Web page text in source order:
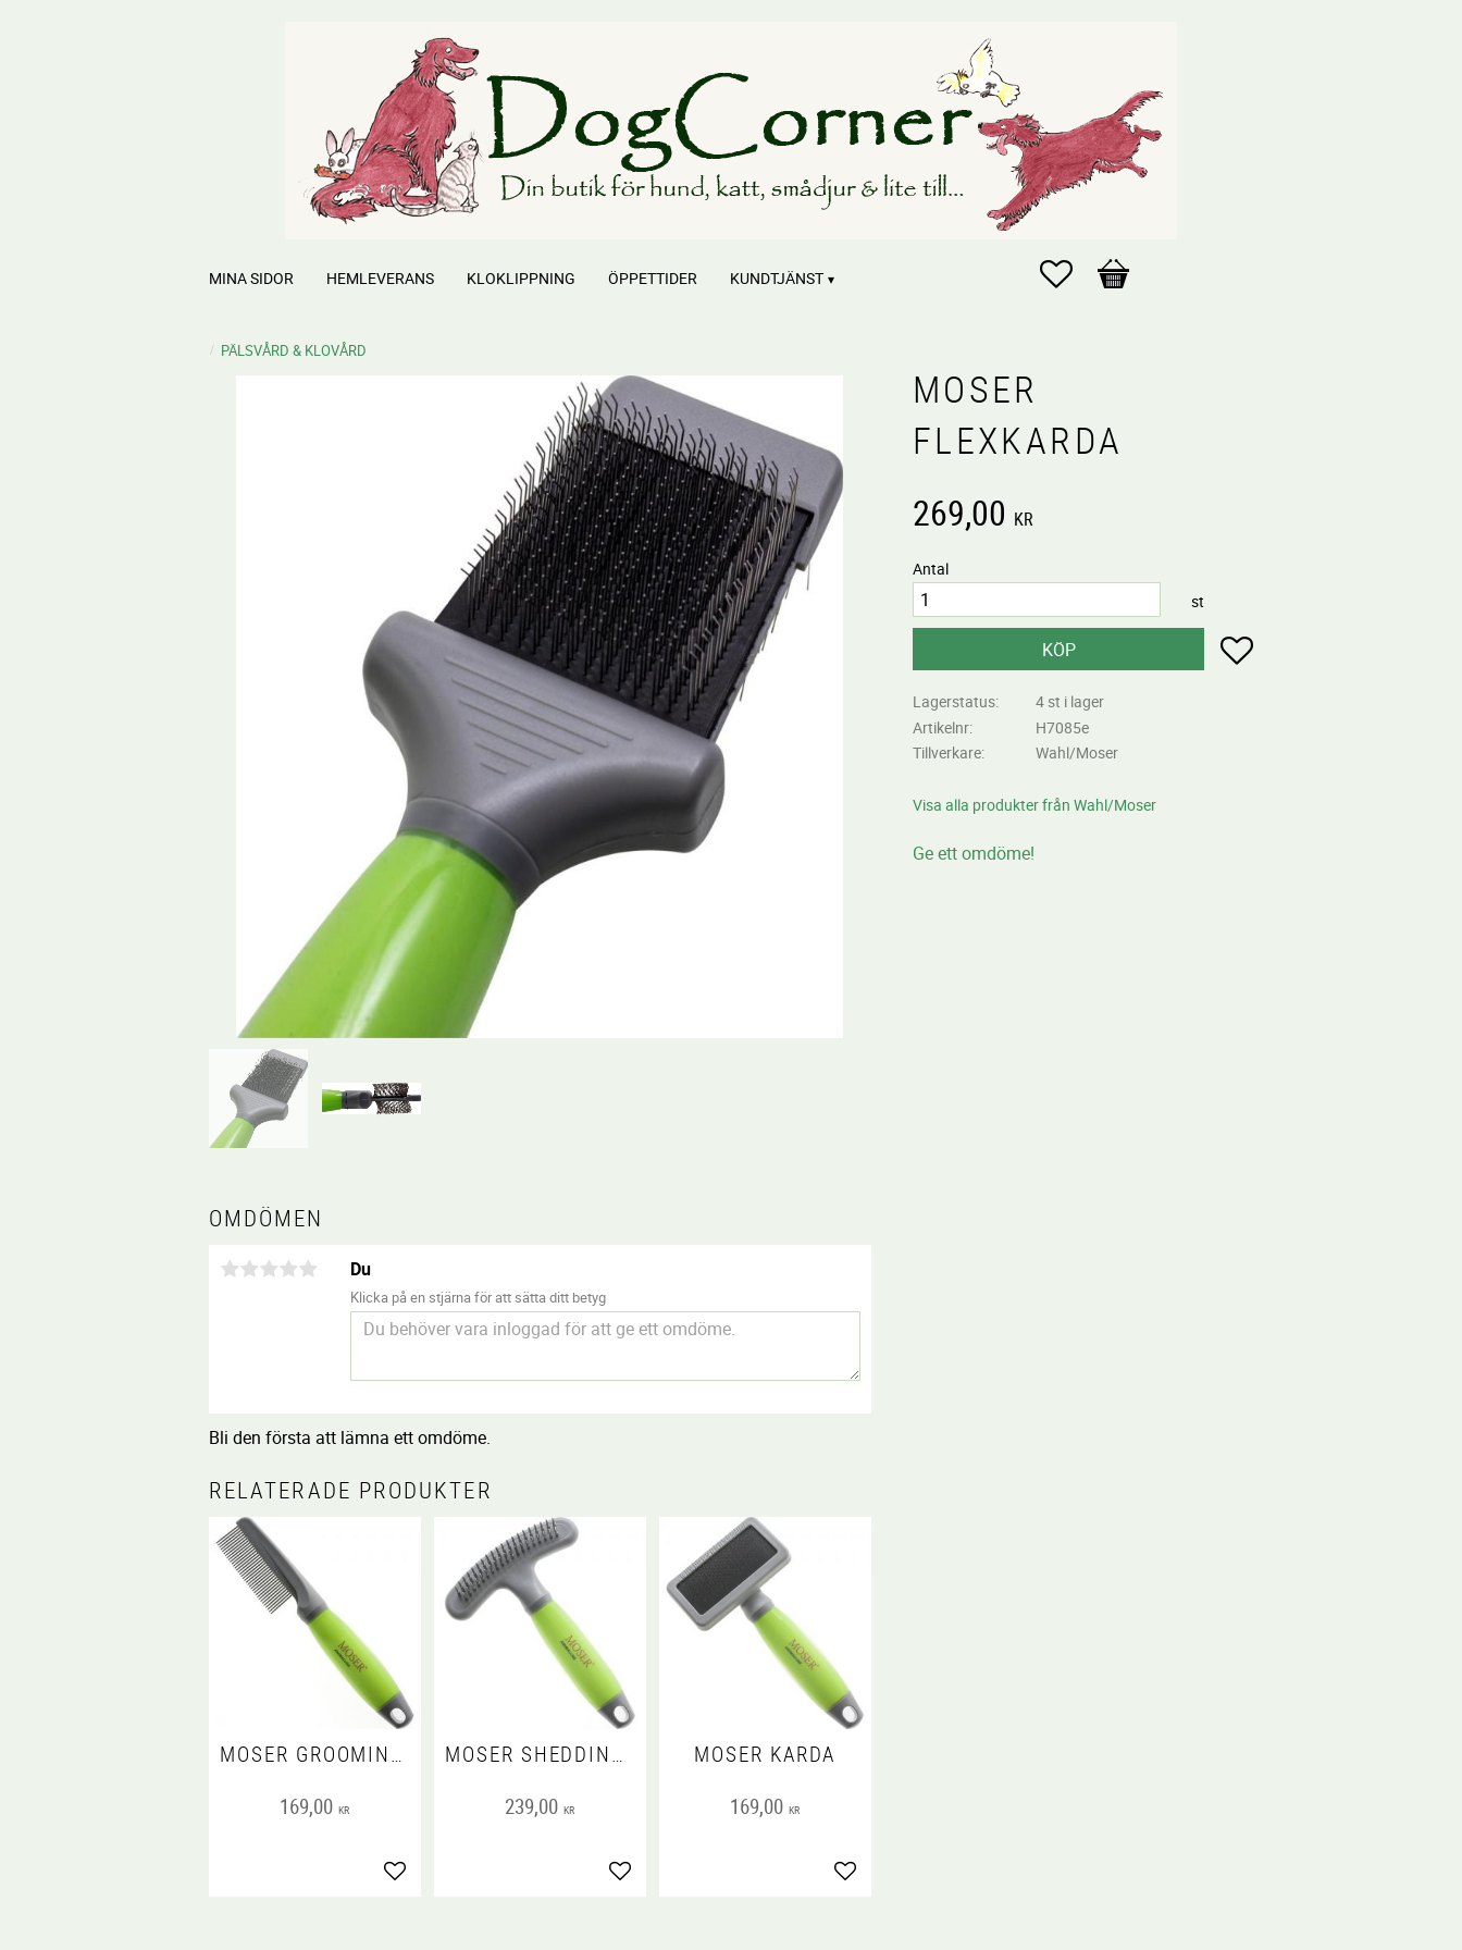
Favoriter
Kundvagn
MINA SIDOR HEMLEVERANS KLOKLIPPNING ÖPPETTIDER KUNDTJÄNST
PÄLSVÅRD & KLOVÅRD
MOSER
FLEXKARDA
269,00 KR
Antal
st
KÖP Lägg till i favoriter
Lagerstatus
4 st i lager
Artikelnr
H7085e
Tillverkare
Wahl/Moser
Visa alla produkter från Wahl/Moser
Ge ett omdöme!
OMDÖMEN
Du
Klicka på en stjärna för att sätta ditt betyg
Bli den första att lämna ett omdöme.
RELATERADE PRODUKTER
MOSER GROOMING COMB
169,00 KR
Lägg till i favoriter
MOSER SHEDDING RAKE
239,00 KR
Lägg till i favoriter
MOSER KARDA
169,00 KR
Lägg till i favoriter